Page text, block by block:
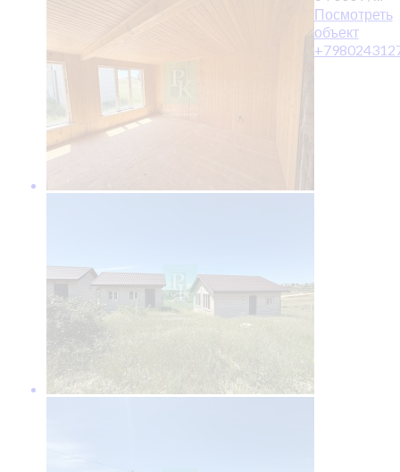
Посмотреть
объект